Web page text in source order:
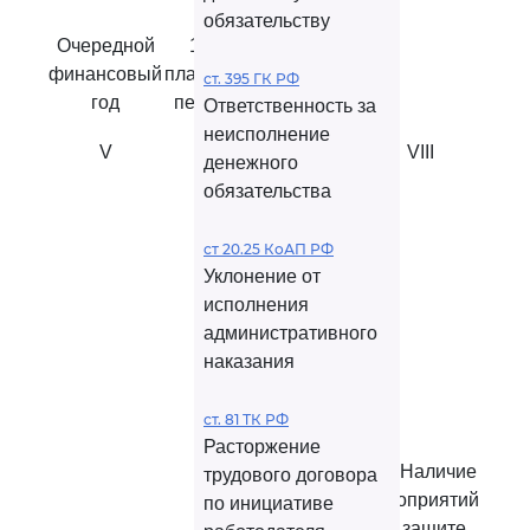
Очередной
финансовый
год
1 год
планового
периода
планового
периода
V VIII
4.1. Наличие
мероприятий
обязательству
ст. 395 ГК РФ
Ответственность за
неисполнение
денежного
обязательства
ст 20.25 КоАП РФ
Уклонение от
исполнения
административного
наказания
ст. 81 ТК РФ
Расторжение
трудового договора
по инициативе